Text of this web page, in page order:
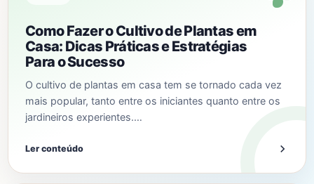
Como Fazer o Cultivo de Plantas em
Casa: Dicas Práticas e Estratégias
Para o Sucesso
O cultivo de plantas em casa tem se tornado cada vez
mais popular, tanto entre os iniciantes quanto entre os
jardineiros experientes.…
Ler conteúdo